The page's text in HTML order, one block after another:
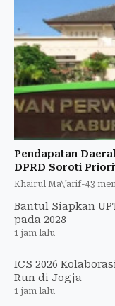
Pendapatan
DPRD Soroti
Khairul Ma\'arif-43
Bantul Siapkan
pada 2028
1 jam lalu
ICS 2026
Run di Jogja
1 jam lalu